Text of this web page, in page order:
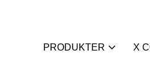
PRODUKTER X